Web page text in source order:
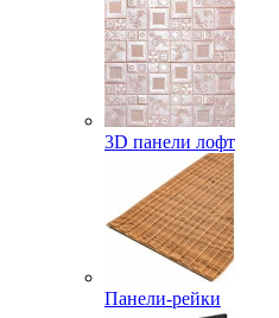
3D панели лофт
Панели-рейки